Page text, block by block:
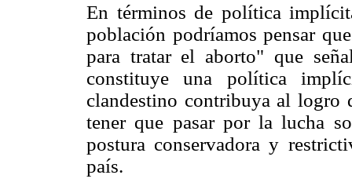
En términos de política
población podríamos pensar
para tratar el aborto" que
constituye una política
clandestino contribuya al logro
tener que pasar por la lucha
postura conservadora y
país.